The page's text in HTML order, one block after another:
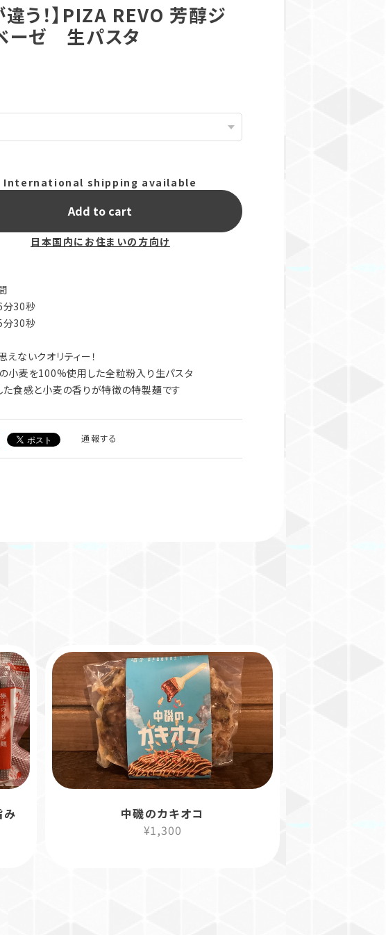
違う！】PIZA REVO 芳醇ジ
ーゼ 生パスタ
International shipping available
Add to cart
日本国内にお住まいの方向け
30秒
30秒
えないクオリティー！
小麦を100%使用した全粒粉入り生パスタ
た食感と小麦の香りが特徴の特製麺です
通報する
み
中磯のカキオコ
¥1,300